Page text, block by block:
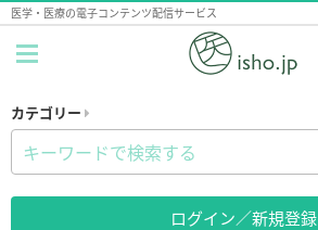
医学・医療の電子コンテンツ配信サービス
カテゴリー
ログイン／新規登録